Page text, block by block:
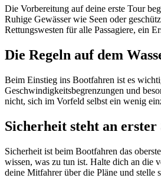
Die Vorbereitung auf deine erste Tour
Ruhige Gewässer wie Seen oder
Rettungswesten für alle Passagiere, ein
Die Regeln auf dem
Beim Einstieg ins Bootfahren ist es
Geschwindigkeitsbegrenzungen und
nicht, sich im Vorfeld selbst ein wenig
Sicherheit steht an erster
Sicherheit ist beim Bootfahren das
wissen, was zu tun ist. Halte dich an die
deine Mitfahrer über die Pläne und stelle